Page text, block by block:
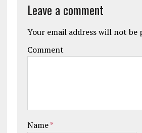
Leave a comment
Your email address will not be
Comment
Name*